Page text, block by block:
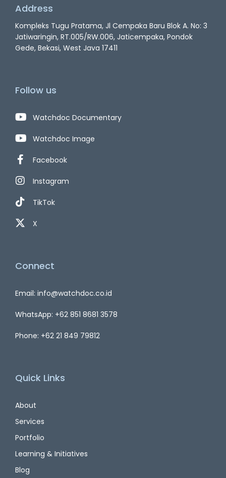
Address
Kompleks Tugu Pratama, Jl Cempaka Baru Blok A. No: 3
Jatiwaringin, RT.005/RW.006, Jaticempaka, Pondok
Gede, Bekasi, West Java 17411
Follow us
Watchdoc Documentary
Watchdoc Image
Facebook
Instagram
TikTok
X
Connect
Email: info@watchdoc.co.id
WhatsApp: +62 851 8681 3578
Phone: +62 21 849 79812
Quick Links
About
Services
Portfolio
Learning & Initiatives
Blog